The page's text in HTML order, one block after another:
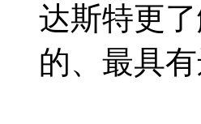
达斯特更
的、最具